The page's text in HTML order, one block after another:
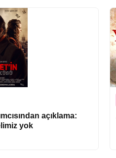
açıklama:
yok